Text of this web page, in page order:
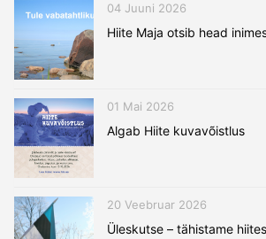
04 Juuni 2026
Hiite Maja otsib head
01 Mai 2026
Algab Hiite kuvavõistlus
20 Veebruar 2026
Üleskutse – tähistame